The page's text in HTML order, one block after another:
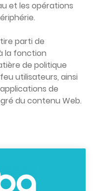
et les opérations
parti de
la fonction
de politique
utilisateurs, ainsi
de
du contenu Web.